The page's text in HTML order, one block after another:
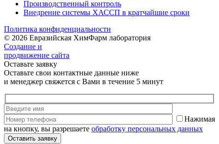
Производственный контроль
Внедрение системы ХАССП в кратчайшие сроки
Политика конфиденциальности
© 2026 Евразийская ХимФарм лаборатория
Создание и
продвижение сайта
Оставьте заявку
Оставьте свои контактные данные ниже
и менеджер свяжется с Вами в течение 5 минут
Нажимая
на кнопку, вы разрешаете обработку персональных данных